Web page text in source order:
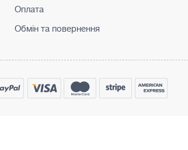
Оплата
Обмін та повернення